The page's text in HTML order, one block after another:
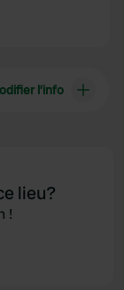
l’info
lieu?
!